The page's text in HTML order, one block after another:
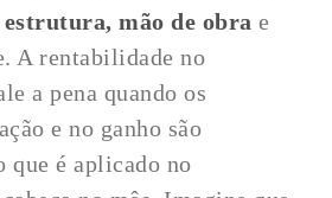
estrutura, mão de obra e
A rentabilidade no
a pena quando os
e no ganho são
é aplicado no